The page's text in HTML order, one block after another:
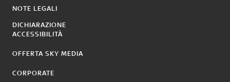
NOTE LEGALI
DICHIARAZIONE
ACCESSIBILITÀ
OFFERTA SKY MEDIA
CORPORATE